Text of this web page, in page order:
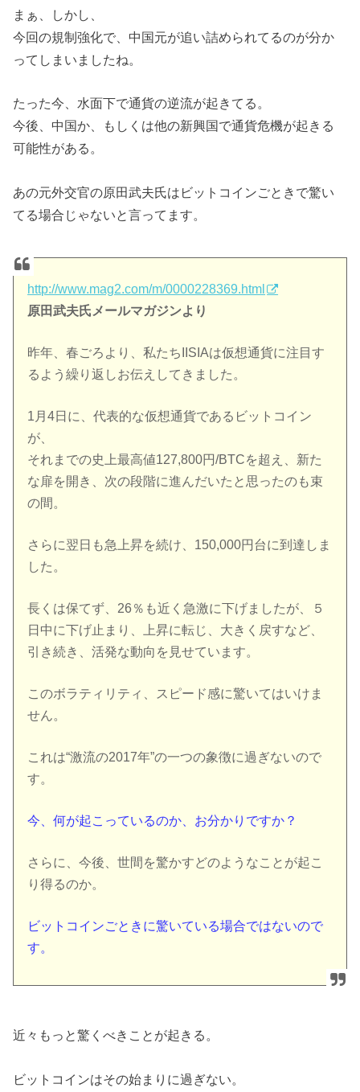
まぁ、しかし、
今回の規制強化で、中国元が追い詰められてるのが分か
ってしまいましたね。
たった今、水面下で通貨の逆流が起きてる。
今後、中国か、もしくは他の新興国で通貨危機が起きる
可能性がある。
あの元外交官の原田武夫氏はビットコインごときで驚い
てる場合じゃないと言ってます。
http://www.mag2.com/m/0000228369.html
原田武夫氏メールマガジンより
昨年、春ごろより、私たちIISIAは仮想通貨に注目す
るよう繰り返しお伝えしてきました。
1月4日に、代表的な仮想通貨であるビットコイン
が、
それまでの史上最高値127,800円/BTCを超え、新た
な扉を開き、次の段階に進んだいたと思ったのも束
の間。
さらに翌日も急上昇を続け、150,000円台に到達しま
した。
長くは保てず、26％も近く急激に下げましたが、５
日中に下げ止まり、上昇に転じ、大きく戻すなど、
引き続き、活発な動向を見せています。
このボラティリティ、スピード感に驚いてはいけま
せん。
これは“激流の2017年”の一つの象徴に過ぎないので
す。
今、何が起こっているのか、お分かりですか？
さらに、今後、世間を驚かすどのようなことが起こ
り得るのか。
ビットコインごときに驚いている場合ではないので
す。
近々もっと驚くべきことが起きる。
ビットコインはその始まりに過ぎない。